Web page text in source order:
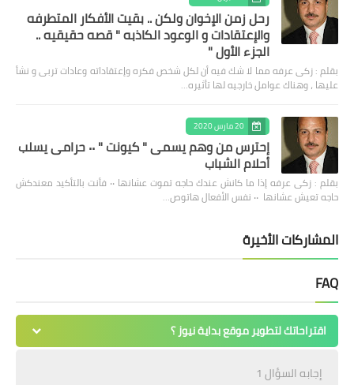
رحل زمن الإخوان ولكن .. بقيت الأفكار المتطرفه
والإعتقادات و الوعود الكاذبه " قصه حقيقيه ..
الجزء الأول "
بقلم : زكى عرفه مما لا شك فيه أن لكل شخص فكره وإعتقاداته وعادات تربى و نشأ
عليها ، وهناك عوامل خارجيه لها تأثيره…
20 مارس 2020
إحترس من وهم يسمى " كيونت " ٠٠ حرامى يسلب
أحلام الشباب
بقلم : زكى عرفه ‎إذا ما كانش عندك حاجه تموت عشانها ٠٠ فأنت بالتأكيد معندكش
حاجه تعيش عشانها ٠٠ نفس الأفعال هاتوص…
المشاركات الأخيرة
FAQ
اقتراحاتك لتطوير موقع بداية نيوز ؟
إجابه السؤال 1